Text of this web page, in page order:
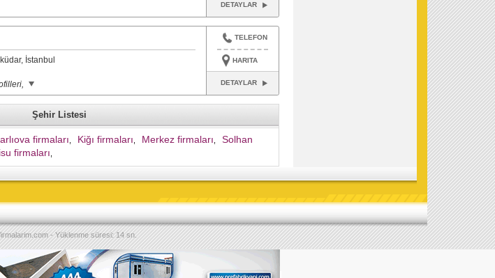
DETAYLAR
İstanbul
TELEFON
HARITA
DETAYLAR
Şehir Listesi
firmaları Kiğı firmaları Merkez firmaları
Solhan
firmaları
- Yüklenme süresi: 14 sn.